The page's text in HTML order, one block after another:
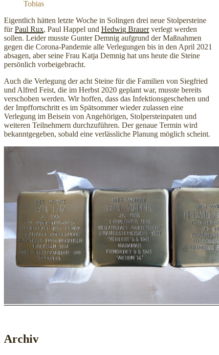
Tobias
Eigentlich hätten letzte Woche in Solingen drei neue Stolpersteine
fürPaul Rux, Paul Happel und Hedwig Brauerverlegt werden
sollen. Leider musste Gunter Demnig aufgrund der Maßnahmen
gegen die Corona-Pandemie alle Verlegungen bis in den April 2021
absagen, aber seine Frau Katja Demnig hat uns heute die Steine
persönlich vorbeigebracht.
Auch die Verlegung der acht Steine für die Familien von Siegfried
und Alfred Feist, die im Herbst 2020 geplant war, musste bereits
verschoben werden. Wir hoffen, dass das Infektionsgeschehen und
der Impffortschritt es im Spätsommer wieder zulassen eine
Verlegung im Beisein von Angehörigen, Stolpersteinpaten und
weiteren Teilnehmern durchzuführen. Der genaue Termin wird
bekanntgegeben, sobald eine verlässliche Planung möglich scheint.
Archiv